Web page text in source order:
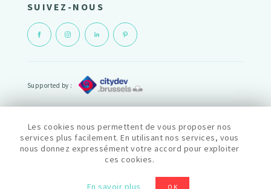
SUIVEZ-NOUS
Supported by :
cityfab1 est membre du reseau Fablab :
Les cookies nous permettent de vous proposer nos
services plus facilement. En utilisant nos services, vous
nous donnez expressément votre accord pour exploiter
ces cookies.
En savoir plus OK